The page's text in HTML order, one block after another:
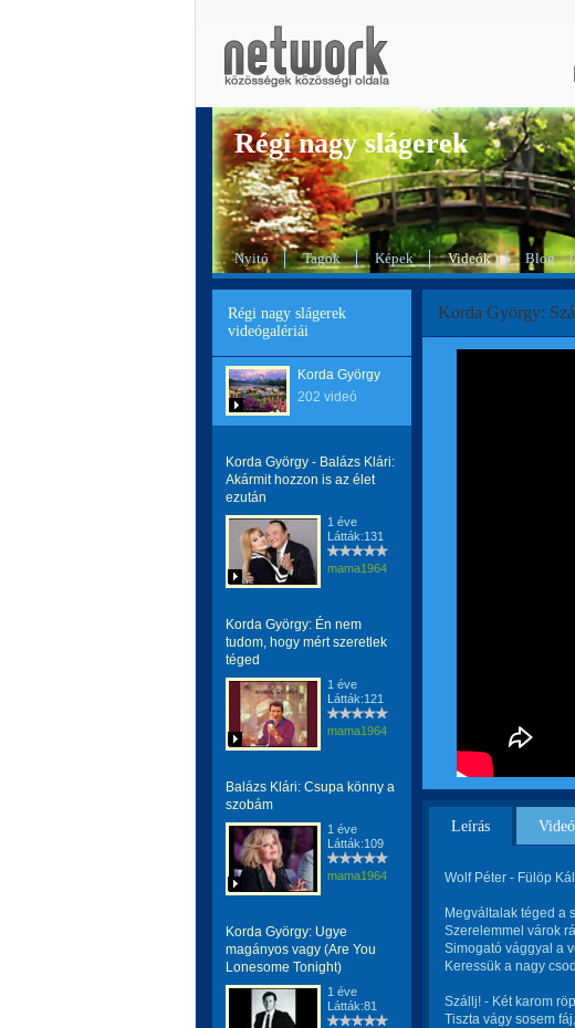
Régi nagy slágerek
Nyitó Tagok Képek Videók Blog
Régi nagy slágerek
videógalériái
Korda György
202 videó
Korda György - Balázs Klári:
Akármit hozzon is az élet
ezután
1 éve
Látták:131
mama1964
Korda György: Én nem
tudom, hogy mért szeretlek
téged
1 éve
Látták:121
mama1964
Balázs Klári: Csupa könny a
szobám
1 éve
Látták:109
mama1964
Korda György: Ugye
magányos vagy (Are You
Lonesome Tonight)
1 éve
Látták:81
Korda György:
Leírás
Wolf Péter - Fülöp
Megváltalak téged a
Szerelemmel várok
Simogató vággyal a
Keressük a nagy
Szállj! - Két karom
Tiszta vágy sosem fáj,